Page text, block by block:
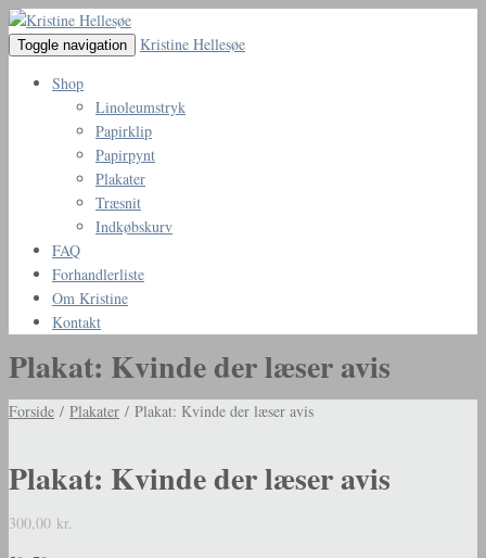
Toggle navigation
Kristine Hellesøe
Shop
Linoleumstryk
Papirklip
Papirpynt
Plakater
Træsnit
Indkøbskurv
FAQ
Forhandlerliste
Om Kristine
Kontakt
Plakat: Kvinde der læser avis
Forside / Plakater / Plakat: Kvinde der læser avis
Plakat: Kvinde der læser avis
300,00 kr.